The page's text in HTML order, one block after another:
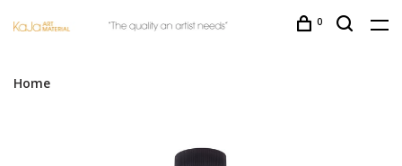
0
Home